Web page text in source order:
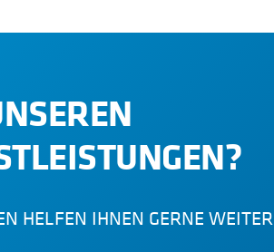
HELFEN IHNEN GERNE WEITER